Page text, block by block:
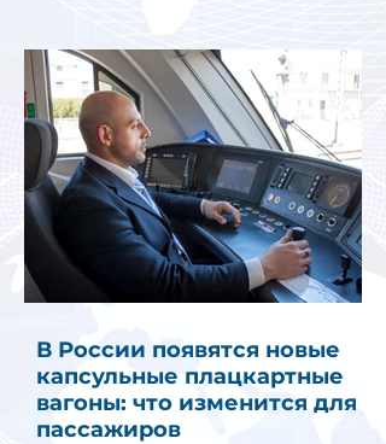
В России появятся новые
капсульные плацкартные
вагоны: что изменится для
пассажиров